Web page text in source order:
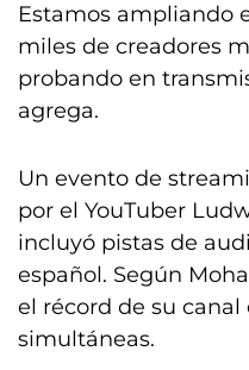
Estamos ampliando
miles de creadores
probando en
agrega.
Un evento de
por el YouTuber
incluyó pistas de
español. Según
el récord de su canal
simultáneas.